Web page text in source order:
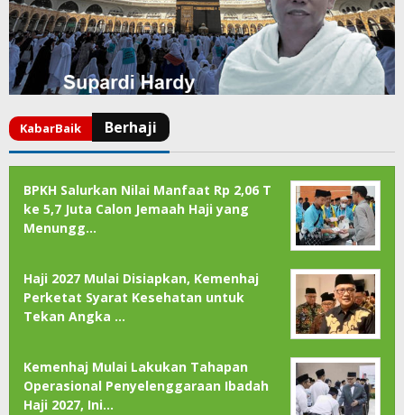
BPKH Salurkan Nilai Manfaat Rp 2,06 T
ke 5,7 Juta Calon Jemaah Haji yang
Menungg…
Haji 2027 Mulai Disiapkan, Kemenhaj
Perketat Syarat Kesehatan untuk
Tekan Angka …
Kemenhaj Mulai Lakukan Tahapan
Operasional Penyelenggaraan Ibadah
Haji 2027, Ini…